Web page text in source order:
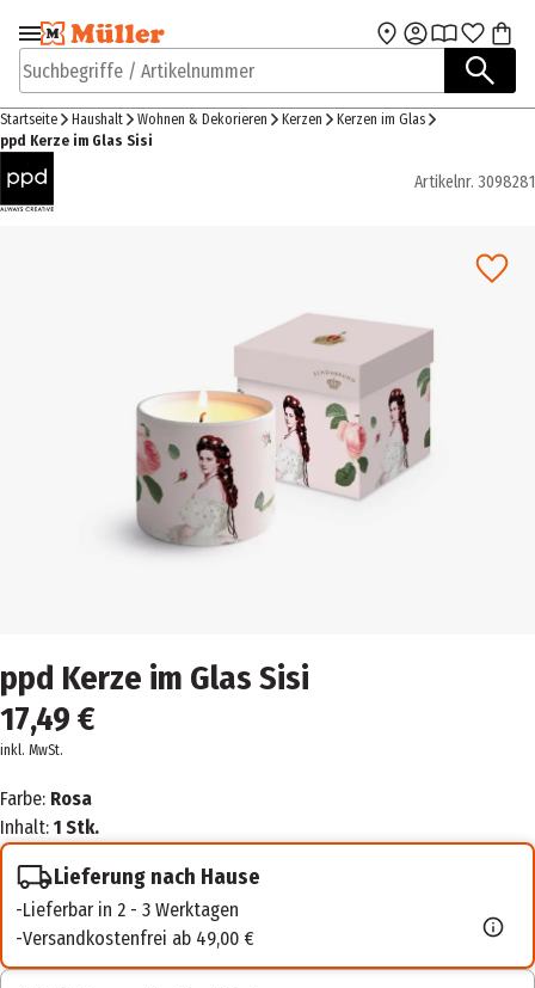
Zur Navigation
springen
Zum Hauptinhalt
Suchbegriffe / Artikelnummer
Startseite Haushalt Wohnen & Dekorieren Kerzen
Kerzen im Glas
ppd Kerze im Glas Sisi
Artikelnr. 3098281
ppd Kerze im Glas Sisi
17,49 €
inkl. MwSt.
Farbe: Rosa
Inhalt: 1 Stk.
Lieferung nach Hause
Lieferbar in 2 - 3 Werktagen
Versandkostenfrei ab 49,00 €